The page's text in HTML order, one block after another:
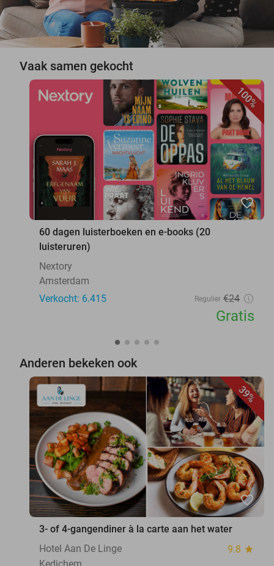
Vaak samen gekocht
100%
favorite_border
60 dagen luisterboeken en e-books (20
luisteruren)
Nextory
Amsterdam
Verkocht: 6.415
Regulier €24
Gratis
Anderen bekeken ook
39%
favorite_border
3- of 4-gangendiner à la carte aan het water
Hotel Aan De Linge
9.8 star